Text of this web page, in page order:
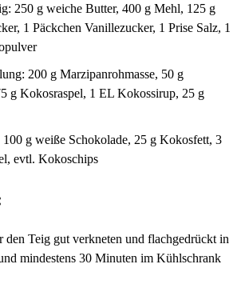
250 g weiche Butter, 400 g Mehl, 125 g
1 Päckchen Vanillezucker, 1 Prise Salz, 1
200 g Marzipanrohmasse, 50 g
g Kokosraspel, 1 EL Kokossirup, 25 g
100 g weiße Schokolade, 25 g Kokosfett, 3
evtl. Kokoschips
den Teig gut verkneten und flachgedrückt in
mindestens 30 Minuten im Kühlschrank